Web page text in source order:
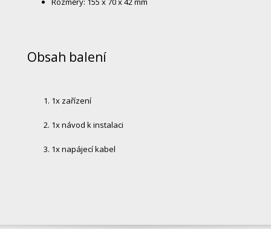
Obsah balení
1x zařízení
1x návod k instalaci
1x napájecí kabel